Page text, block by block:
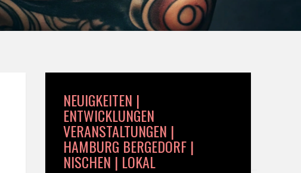
NEUIGKEITEN |
ENTWICKLUNGEN
VERANSTALTUNGEN |
HAMBURG BERGEDORF |
NISCHEN | LOKAL